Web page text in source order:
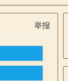
举报